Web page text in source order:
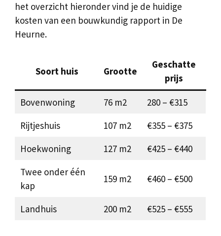
het overzicht hieronder vind je de huidige
kosten van een bouwkundig rapport in De
Heurne.
Soort huis Grootte
Geschatte
prijs
Bovenwoning 76 m2
280 – €315
Rijtjeshuis
107 m2
€355 – €375
Hoekwoning
127 m2
€425 – €440
Twee onder één
kap
159 m2 €460 – €500
Landhuis 200 m2 €525 – €555